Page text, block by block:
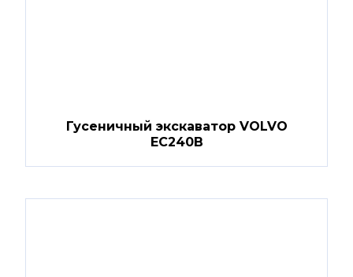
Гусеничный экскаватор VOLVO
EC240B